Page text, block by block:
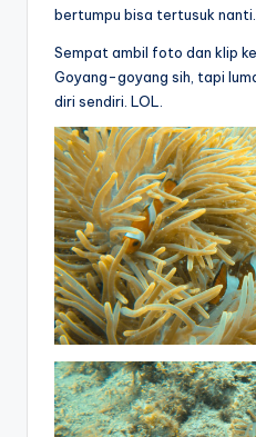
bertumpu bisa tertusuk nanti.
Sempat ambil foto dan klip
Goyang-goyang sih, tapi
diri sendiri. LOL.